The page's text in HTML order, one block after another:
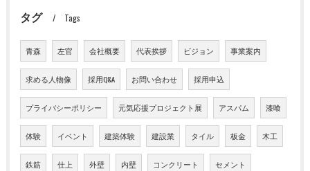
タグ Tags
青森 左官 会社概要 代表挨拶 ビジョン 事業案内
求める人物像 採用Q&A お問い合わせ 採用申込
プライバシーポリシー 元気応援プロジェクト展 アスパム 漆喰
体験 イベント 建築体験 建設業 タイル 板金 木工
鉄筋 仕上 外壁 内壁 コンクリート セメント